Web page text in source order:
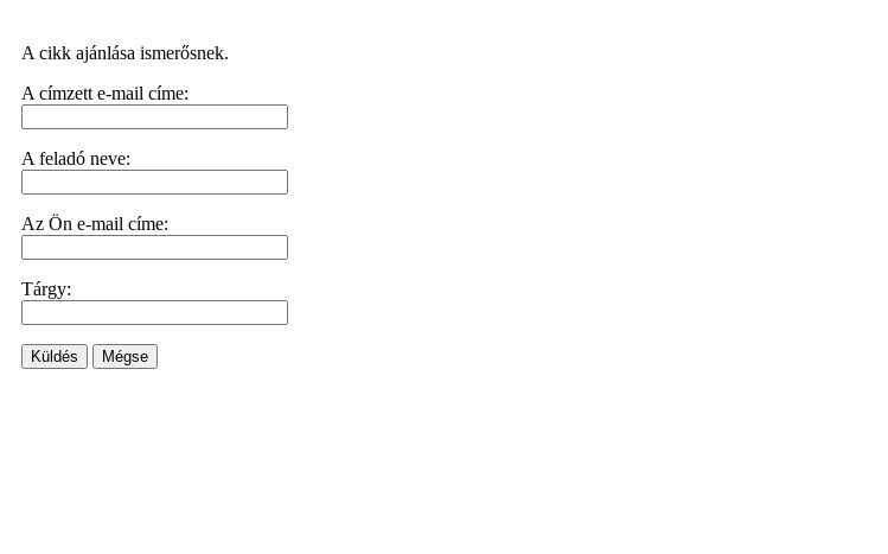
A cikk ajánlása ismerősnek.
A címzett e-mail címe:
A feladó neve:
Az Ön e-mail címe:
Tárgy:
Küldés Mégse